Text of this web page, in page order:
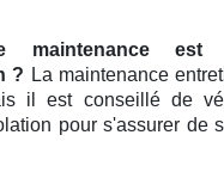
maintenance est
? La maintenance
il est conseillé de
pour s'assurer de